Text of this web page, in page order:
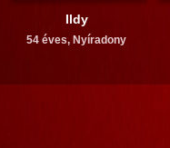
Ildy
54 éves, Nyíradony